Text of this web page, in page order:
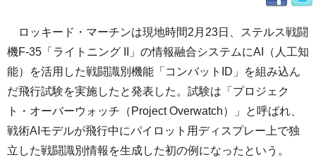
ロッキード・マーチンは現地時間2月23日、ステルス戦闘
機F-35「ライトニング II」の情報融合システムにAI（人工知
能）を活用した戦闘識別機能「コンバットID」を組み込ん
だ飛行試験を実施したと発表した。試験は「プロジェク
ト・オーバーウォッチ（Project Overwatch）」と呼ばれ、
戦術AIモデルが飛行中にパイロット用ディスプレー上で独
立した戦闘識別情報を生成した初の例になったという。